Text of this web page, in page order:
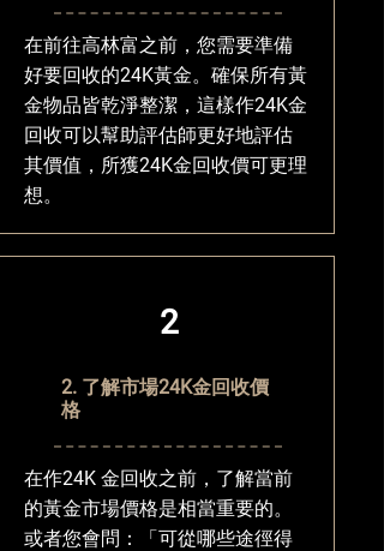
在前往高林富之前，您需要準備
好要回收的24K黃金。確保所有黃
金物品皆乾淨整潔，這樣作24K金
回收可以幫助評估師更好地評估
其價值，所獲24K金回收價可更理
想。
2
2. 了解市場24K金回收價
格
在作24K 金回收之前，了解當前
的黃金市場價格是相當重要的。
或者您會問：「可從哪些途徑得